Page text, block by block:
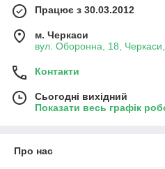
Працює з 30.03.2012
м. Черкаси
вул. Оборонна, 18, Черкаси,
Контакти
Сьогодні вихідний
Показати весь графік
Про нас